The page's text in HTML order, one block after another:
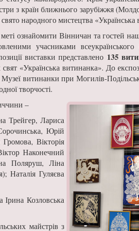
з країн ближнього зарубіжжя
народного мистецтва «Українська
ознайомити Вінничан та гостей
учасниками всеукраїнського
виставки представлено 135
«Українська витинанка». До
Музеї витинанки при Могилів-
творчості.
–
Трейгер, Лариса
Юрій
Вікторія
Наконечний
Поляруш, Ліна
Наталія Гуляєва
Козловська
майстрів з